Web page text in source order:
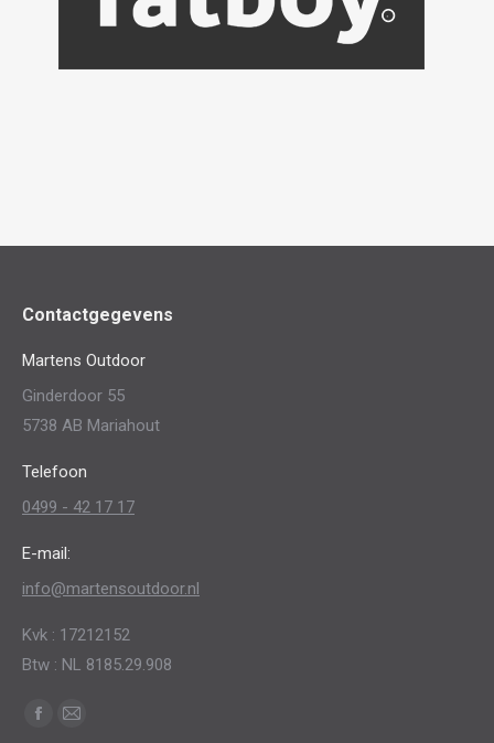
Contactgegevens
Martens Outdoor
Ginderdoor 55
5738 AB Mariahout
Telefoon
0499 - 42 17 17
E-mail:
info@martensoutdoor.nl
Kvk : 17212152
Btw : NL 8185.29.908
Vind ons op:
Facebook
Mail